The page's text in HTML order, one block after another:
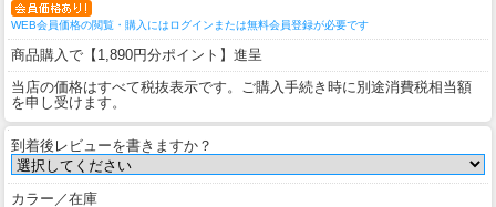
WEB会員価格の閲覧・購入にはログインまたは無料会員登録が必要です
商品購入で【1,890円分ポイント】進呈
当店の価格はすべて税抜表示です。ご購入手続き時に別途消費税相当額
を申し受けます。
到着後レビューを書きますか？
カラー／在庫